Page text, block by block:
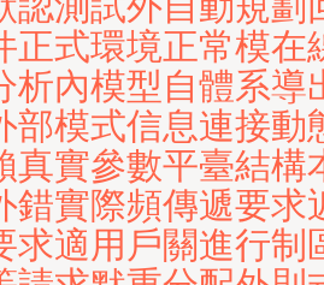
正式環境正常模在
析內模型自體系導
部模式信息連接動
真實參數平臺結構
錯實際頻傳遞要求
求適用戶關進行制